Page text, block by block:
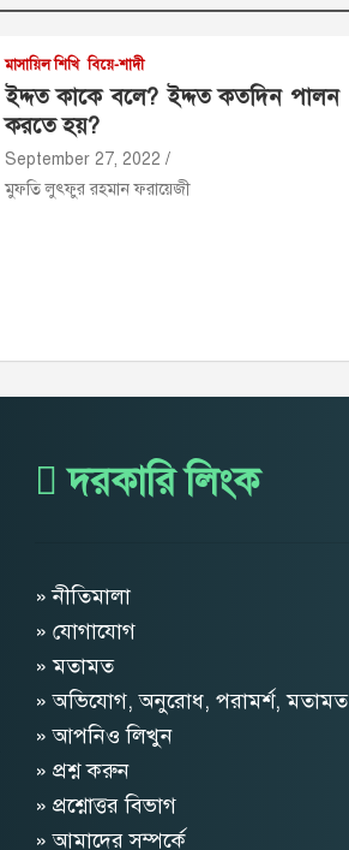
মাসায়িল শিখি বিয়ে-শাদী
ইদ্দত কাকে বলে? ইদ্দত কতদিন পালন
করতে হয়?
September 27, 2022
মুফতি লুৎফুর রহমান ফরায়েজী
দরকারি লিংক
» নীতিমালা
» যোগাযোগ
» মতামত
» অভিযোগ, অনুরোধ, পরামর্শ, মতামত
» আপনিও লিখুন
» প্রশ্ন করুন
» প্রশ্নোত্তর বিভাগ
» আমাদের সম্পর্কে